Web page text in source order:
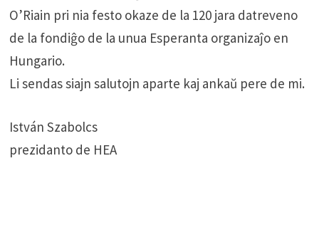
O’Riain pri nia festo okaze de la 120 jara datreveno
de la fondiĝo de la unua Esperanta organizaĵo en
Hungario.
Li sendas siajn salutojn aparte kaj ankaŭ pere de mi.
István Szabolcs
prezidanto de HEA